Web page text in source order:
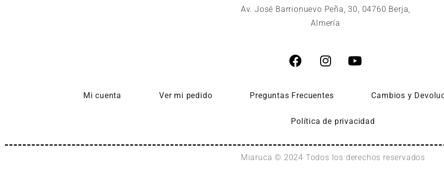
Av. José Barrionuevo Peña, 30, 04760 Berja,
Almería
Mi cuenta Ver mi pedido Preguntas Frecuentes Cambios y
Política de privacidad
Miaruca © 2024 Todos los derechos reservados